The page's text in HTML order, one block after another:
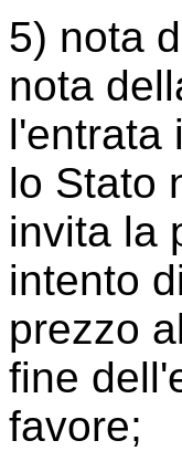
5) nota
nota
l'entrata
lo Stato
invita la
intento
prezzo
fine
favore;